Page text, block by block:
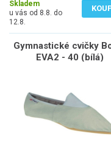
Skladem
u vás od 8.8. do
12.8.
Gymnastické cvičky
EVA2 - 40 (bílá)